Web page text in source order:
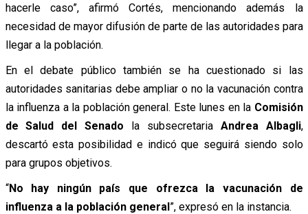
hacerle caso”, afirmó Cortés, mencionando además la
necesidad de mayor difusión de parte de las autoridades para
llegar a la población.
En el debate público también se ha cuestionado si las
autoridades sanitarias debe ampliar o no la vacunación contra
la influenza a la población general. Este lunes en la Comisión
de Salud del Senado la subsecretaria Andrea Albagli,
descartó esta posibilidad e indicó que seguirá siendo solo
para grupos objetivos.
“No hay ningún país que ofrezca la vacunación de
influenza a la población general”, expresó en la instancia.